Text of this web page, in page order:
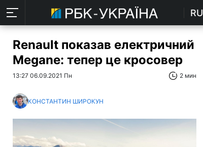
RU
Renault показав електричний
Megane: тепер це кросовер
13:27 06.09.2021 Пн 2 мин
КОНСТАНТИН ШИРОКУН